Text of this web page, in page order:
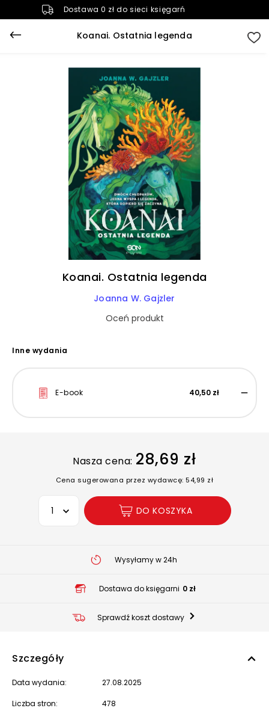
Dostawa 0 zł do sieci księgarń
Koanai. Ostatnia legenda
Koanai. Ostatnia legenda
Joanna W. Gajzler
Oceń produkt
Inne wydania
E-book 40,50 zł
Nasza cena: 28,69 zł
Cena sugerowana przez wydawcę: 54,99 zł
Wybierz opcję
DO KOSZYKA
Wysyłamy w 24h
Dostawa do księgarni 0 zł
Sprawdź koszt dostawy
Szczegóły
Data wydania: 27.08.2025
Liczba stron: 478